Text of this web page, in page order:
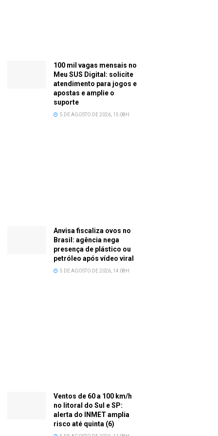
100 mil vagas mensais no
Meu SUS Digital: solicite
atendimento para jogos e
apostas e amplie o
suporte
5 DE AGOSTO DE 2026, 15:08H
Anvisa fiscaliza ovos no
Brasil: agência nega
presença de plástico ou
petróleo após vídeo viral
5 DE AGOSTO DE 2026, 14:08H
Ventos de 60 a 100 km/h
no litoral do Sul e SP:
alerta do INMET amplia
risco até quinta (6)